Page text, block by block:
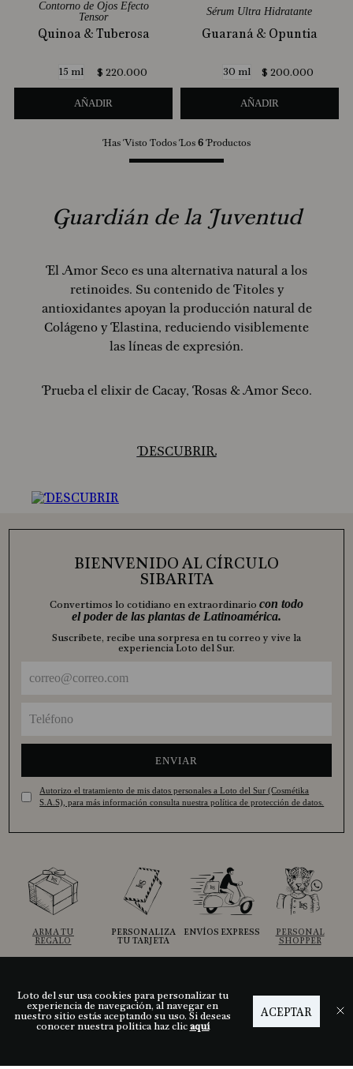
Contorno de Ojos Efecto
Tensor
Quinoa & Tuberosa
15 ml $ 220.000
AÑADIR
Sérum Ultra Hidratante
Guaraná & Opuntia
30 ml $ 200.000
AÑADIR
Has Visto Todos Los 6 Productos
Guardián de la Juventud
El Amor Seco es una alternativa natural a los
retinoides. Su contenido de Fitoles y
antioxidantes apoyan la producción natural de
Colágeno y Elastina, reduciendo visiblemente
las líneas de expresión.
Prueba el elixir de Cacay, Rosas & Amor Seco.
DESCUBRIR
BIENVENIDO AL CÍRCULO
SIBARITA
Convertimos lo cotidiano en extraordinario con todo
el poder de las plantas de Latinoamérica.
Suscríbete, recibe una sorpresa en tu correo y vive la
experiencia Loto del Sur.
ENVIAR
Autorizo el tratamiento de mis datos personales a Loto del Sur (Cosmétika
S.A.S), para más información consulta nuestra política de protección de datos.
ARMA TU
REGALO
PERSONALIZA
TU TARJETA
ENVÍOS EXPRESS
PERSONAL
SHOPPER
Ayuda
Descubre LDS
ACEPTAR
Loto del sur usa cookies para personalizar tu
experiencia de navegación, al navegar en
nuestro sitio estás aceptando su uso. Si deseas
conocer nuestra política haz clicaquí